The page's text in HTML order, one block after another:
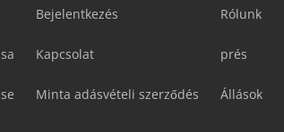
Bejelentkezés
Kapcsolat
Minta adásvételi szerződés
Rólunk
prés
Állások